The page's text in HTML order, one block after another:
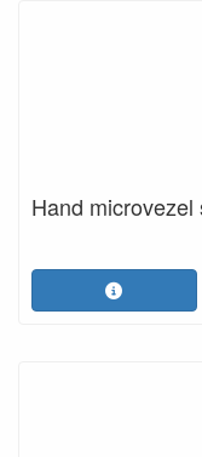
Hand microvezel